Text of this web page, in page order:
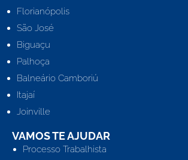
Florianópolis
São José
Biguaçu
Palhoça
Balneário Camboriú
Itajaí
Joinville
VAMOS TE AJUDAR
Processo Trabalhista